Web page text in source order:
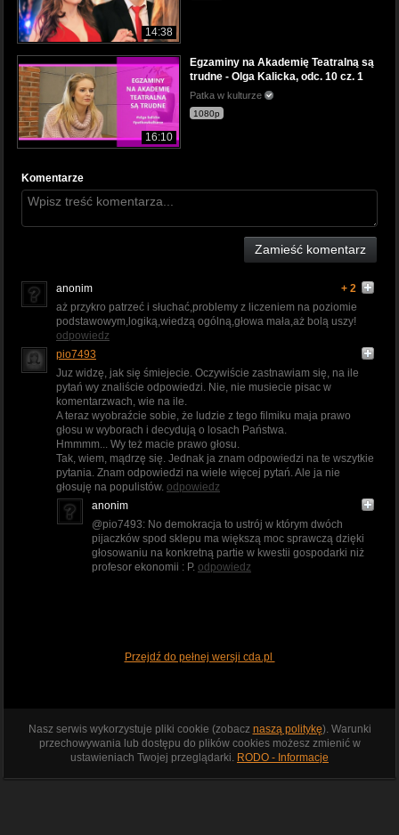
14:38
16:10
Egzaminy na Akademię Teatralną są
trudne - Olga Kalicka, odc. 10 cz. 1
Patka w kulturze
1080p
Komentarze
Zamieść komentarz
anonim
+ 2
aż przykro patrzeć i słuchać,problemy z liczeniem na poziomie
podstawowym,logiką,wiedzą ogólną,głowa mała,aż bolą uszy!
odpowiedz
pio7493
Juz widzę, jak się śmiejecie. Oczywiście zastnawiam się, na ile
pytań wy znaliście odpowiedzi. Nie, nie musiecie pisac w
komentarzwach, wie na ile.
A teraz wyobraźcie sobie, że ludzie z tego filmiku maja prawo
głosu w wyborach i decydują o losach Państwa.
Hmmmm... Wy też macie prawo głosu.
Tak, wiem, mądrzę się. Jednak ja znam odpowiedzi na te wszytkie
pytania. Znam odpowiedzi na wiele więcej pytań. Ale ja nie
głosuję na populistów. odpowiedz
anonim
@pio7493: No demokracja to ustrój w którym dwóch
pijaczków spod sklepu ma większą moc sprawczą dzięki
głosowaniu na konkretną partie w kwestii gospodarki niż
profesor ekonomii : P. odpowiedz
Przejdź do pełnej wersji cda.pl
Nasz serwis wykorzystuje pliki cookie (zobacz naszą politykę). Warunki
przechowywania lub dostępu do plików cookies możesz zmienić w
ustawieniach Twojej przeglądarki. RODO - Informacje